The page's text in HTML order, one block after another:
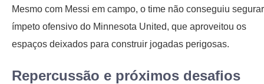
Mesmo com Messi em campo, o time não conseguiu
ímpeto ofensivo do Minnesota United, que aproveitou os
espaços deixados para construir jogadas perigosas.
Repercussão e próximos desafios